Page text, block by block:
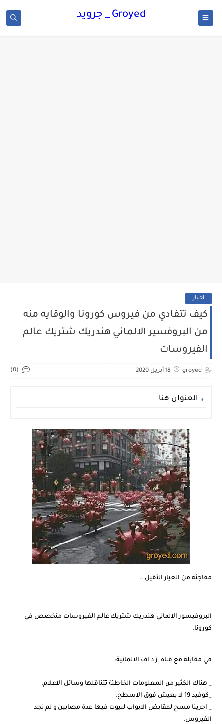
Groyed _ جرويد
اخبار
كيف تتفادي من فيروس كورونا والوقايه منه
من البروفسير الالماني هندريك شتريك عالم
الفيروسات
groyed 18 أبريل 2020 (0)
العنوان هنا
مفاجئة من العيار الثقيل ..
البروفيسور الالماني هندريك شتريك عالم الفيروسات متخصص في
كورونا.
في مقابلة مع قناة ز د اف الالمانية:
_ هناك الكثير من المعلومات الخاطئة تتناقلها وسائل الاعلام.
_كوفيد 19 لا يعيش فوق الاسطح.
_ اجرينا مسح لمقابض الابواب لبيوت فيها عدة مصابين و لم نجد
الفيروس.